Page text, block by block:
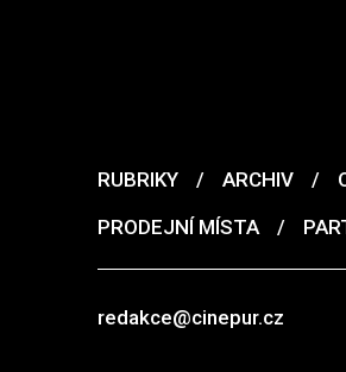
RUBRIKY / ARCHIV /
PRODEJNÍ MÍSTA
/
redakce@cinepur.cz